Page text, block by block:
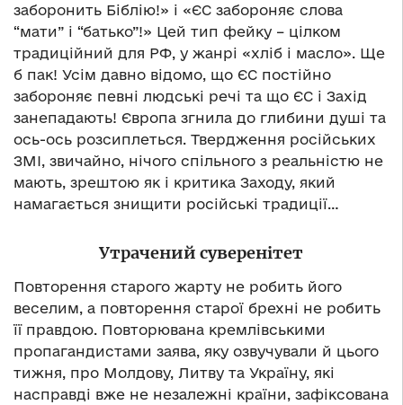
заборонить Біблію!» і «ЄС забороняє слова
“мати” і “батько”!» Цей тип фейку – цілком
традиційний для РФ, у жанрі «хліб і масло». Ще
б пак! Усім давно відомо, що ЄС постійно
забороняє певні людські речі та що ЄС і Захід
занепадають! Європа згнила до глибини душі та
ось-ось розсиплеться. Твердження російських
ЗМІ, звичайно, нічого спільного з реальністю не
мають, зрештою як і критика Заходу, який
намагається знищити російські традиції…
Утрачений суверенітет
Повторення старого жарту не робить його
веселим, а повторення старої брехні не робить
її правдою. Повторювана кремлівськими
пропагандистами заява, яку озвучували й цього
тижня, про Молдову, Литву та Україну, які
насправді вже не незалежні країни, зафіксована